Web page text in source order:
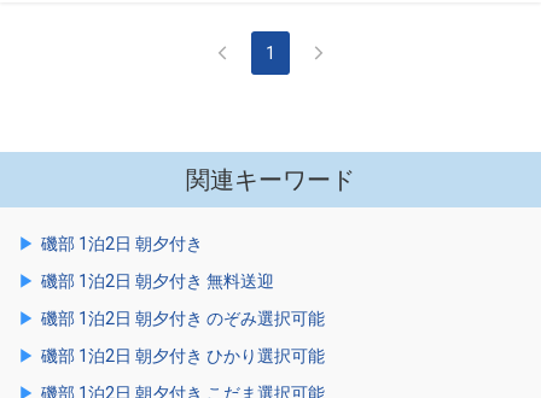
1
関連キーワード
磯部 1泊2日 朝夕付き
磯部 1泊2日 朝夕付き 無料送迎
磯部 1泊2日 朝夕付き のぞみ選択可能
磯部 1泊2日 朝夕付き ひかり選択可能
磯部 1泊2日 朝夕付き こだま選択可能